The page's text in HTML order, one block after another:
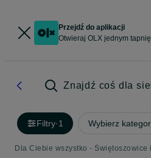
Przejdź do aplikacji
Otwieraj OLX jednym
Znajdź coś dla
Filtry·1 Wybierz
Dla Ciebie wszystko - Świętoszowice